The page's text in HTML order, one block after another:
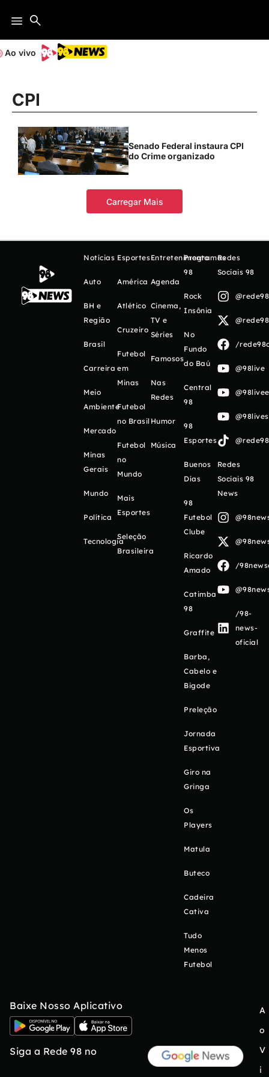
Ao vivo
CPI
Senado Federal instaura CPI
do Crime organizado
Carregar Mais
Notícias
Auto
BH e
Região
Brasil
Carreira
Meio
Ambiente
Mercado
Minas
Gerais
Mundo
Política
Tecnologia
Esportes
América
Atlético
Cruzeiro
Futebol
em
Minas
Futebol
no Brasil
Futebol
no
Mundo
Mais
Esportes
Seleção
Brasileira
Entretenimento
Agenda
Cinema,
TV e
Séries
Famosos
Nas
Redes
Humor
Música
Programas
98
Rock
Insônia
No
Fundo
do Baú
Central
98
98
Esportes
Buenos
Días
98
Futebol
Clube
Ricardo
Amado
Catimba
98
Graffite
Barba,
Cabelo e
Bigode
Preleção
Jornada
Esportiva
Giro na
Gringa
Os
Players
Matula
Buteco
Cadeira
Cativa
Tudo
Menos
Futebol
Redes
Sociais 98
/
@98live
Redes
Sociais 98
News
/
/98-
news-
oficial
Baixe Nosso Aplicativo
Siga a Rede 98 no
A
o
V
i